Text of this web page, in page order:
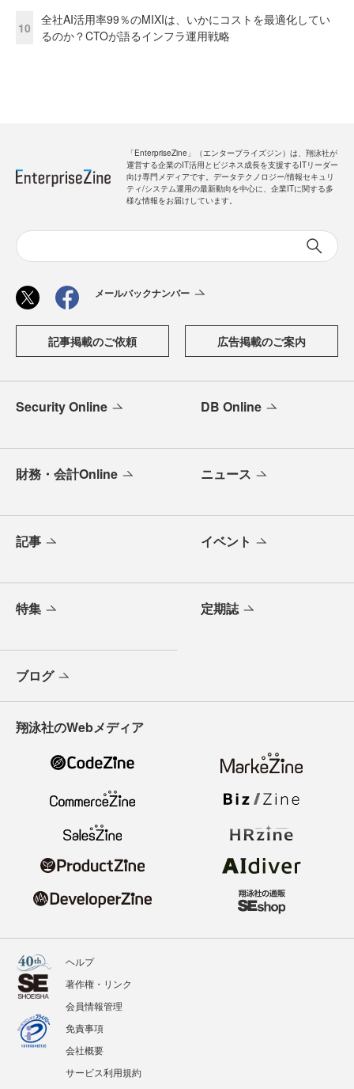
10
全社AI活用率99％のMIXIは、いかにコストを最適化してい
るのか？CTOが語るインフラ運用戦略
「EnterpriseZine」（エンタープライズジン）は、翔泳社が
運営する企業のIT活用とビジネス成長を支援するITリーダー
向け専門メディアです。データテクノロジー/情報セキュリ
ティ/システム運用の最新動向を中心に、企業ITに関する多
様な情報をお届けしています。
メールバックナンバー
記事掲載のご依頼 広告掲載のご案内
Security Online DB Online
財務・会計Online ニュース
記事 イベント
特集 定期誌
ブログ
翔泳社のWebメディア
ヘルプ
著作権・リンク
会員情報管理
免責事項
会社概要
サービス利用規約